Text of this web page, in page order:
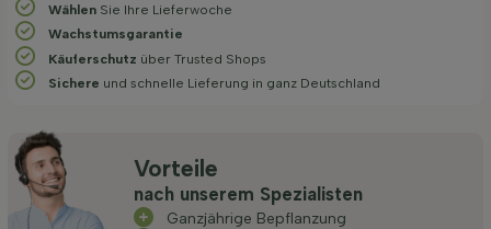
Wählen Sie Ihre Lieferwoche
Wachstums­garantie
Käuferschutz über Trusted Shops
Sichere und schnelle Lieferung in ganz Deutschland
Vorteile
nach unserem Spezialisten
Ganzjährige Bepflanzung